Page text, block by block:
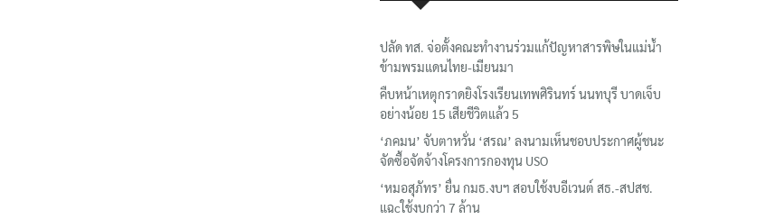
ปลัด ทส. จ่อตั้งคณะทำงานร่วมแก้ปัญหาสารพิษในแม่น้ำ
ข้ามพรมแดนไทย-เมียนมา
คืบหน้าเหตุกราดยิงโรงเรียนเทพศิรินทร์ นนทบุรี บาดเจ็บ
อย่างน้อย 15 เสียชีวิตแล้ว 5
‘ภคมน’ จับตาหวั่น ‘สรณ’ ลงนามเห็นชอบประกาศผู้ชนะ
จัดซื้อจัดจ้างโครงการกองทุน USO
‘หมอสุภัทร’ ยื่น กมธ.งบฯ สอบใช้งบอีเวนต์ สธ.-สปสช.
แฉcใช้งบกว่า 7 ล้าน